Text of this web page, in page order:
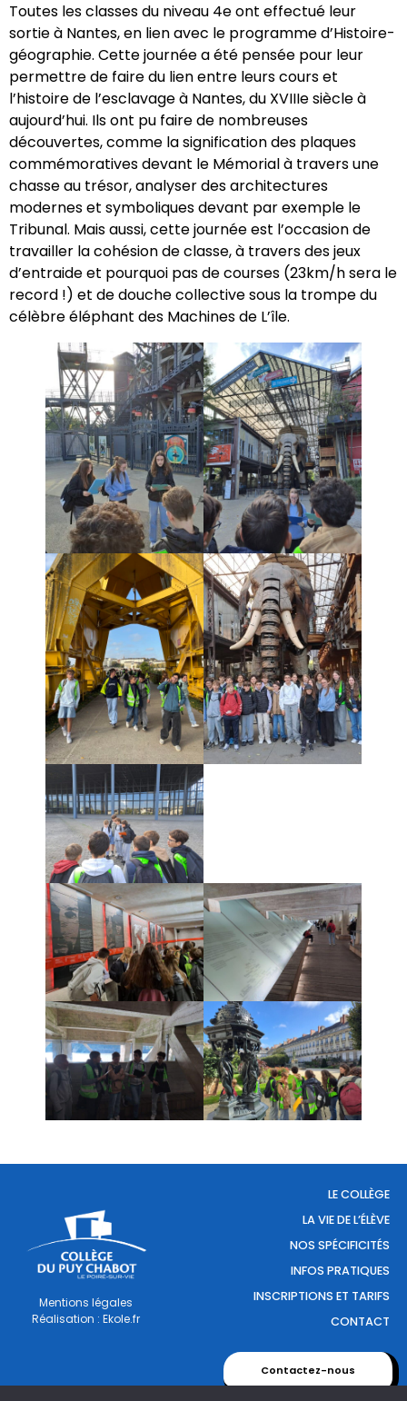
Toutes les classes du niveau 4e ont effectué leur
sortie à Nantes, en lien avec le programme d’Histoire-
géographie. Cette journée a été pensée pour leur
permettre de faire du lien entre leurs cours et
l’histoire de l’esclavage à Nantes, du XVIIIe siècle à
aujourd’hui. Ils ont pu faire de nombreuses
découvertes, comme la signification des plaques
commémoratives devant le Mémorial à travers une
chasse au trésor, analyser des architectures
modernes et symboliques devant par exemple le
Tribunal. Mais aussi, cette journée est l’occasion de
travailler la cohésion de classe, à travers des jeux
d’entraide et pourquoi pas de courses (23km/h sera le
record !) et de douche collective sous la trompe du
célèbre éléphant des Machines de L’île.
Mentions légales
Réalisation : Ekole.fr
LE COLLÈGE
LA VIE DE L’ÉLÈVE
NOS SPÉCIFICITÉS
INFOS PRATIQUES
INSCRIPTIONS ET TARIFS
CONTACT
Contactez-nous